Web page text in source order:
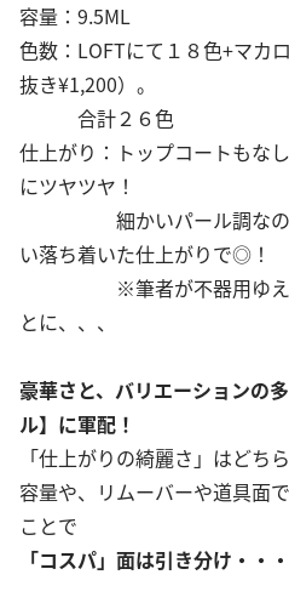
容量：9.5ML
色数：LOFTにて１８色+マカ
抜き¥1,200）。
合計２６色
仕上がり：トップコートもな
にツヤツヤ！
細かいパール調なので
い落ち着いた仕上がりで◎！
※筆者が不器用ゆえ、
とに、、、
豪華さと、バリエーションの
ル】に軍配！
「仕上がりの綺麗さ」はどち
容量や、リムーバーや道具面
ことで
「コスパ」面は引き分け・・・